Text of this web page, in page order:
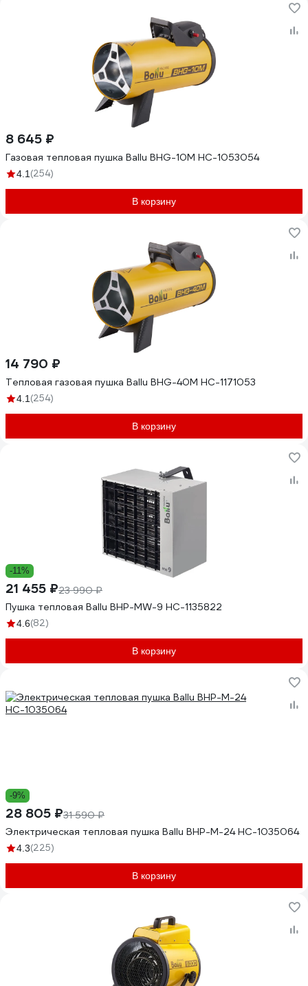
8 645 ₽
Газовая тепловая пушка Ballu BHG-10M НС-1053054
4.1 (254)
В корзину
14 790 ₽
Тепловая газовая пушка Ballu BHG-40M НС-1171053
4.1 (254)
В корзину
-11%
21 455 ₽23 990 ₽
Пушка тепловая Ballu BHP-MW-9 НС-1135822
4.6(82)
В корзину
-9%
28 805 ₽31 590 ₽
Электрическая тепловая пушка Ballu BHP-M-24 НС-1035064
4.3(225)
В корзину